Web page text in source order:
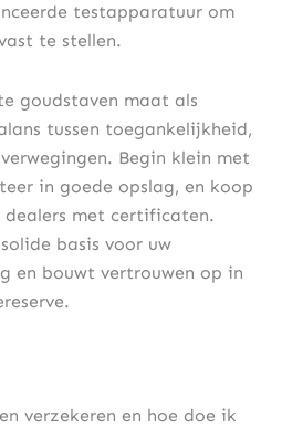
testapparatuur om
te stellen.
goudstaven maat als
tussen toegankelijkheid,
Begin klein met
in goede opslag, en koop
met certificaten.
basis voor uw
en bouwt vertrouwen op in
verzekeren en hoe doe ik